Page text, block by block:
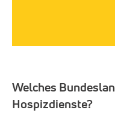
Welches
Hospizdienste?